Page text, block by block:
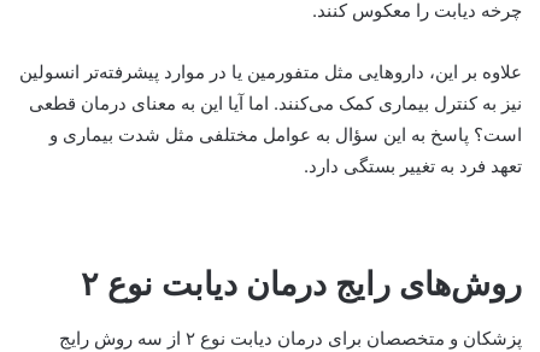
چرخه دیابت را معکوس کنند.
علاوه بر این، داروهایی مثل متفورمین یا در موارد پیشرفته‌تر انسولین
نیز به کنترل بیماری کمک می‌کنند. اما آیا این به معنای درمان قطعی
است؟ پاسخ به این سؤال به عوامل مختلفی مثل شدت بیماری و
تعهد فرد به تغییر بستگی دارد.
روش‌های رایج درمان دیابت نوع ۲
پزشکان و متخصصان برای درمان دیابت نوع ۲ از سه روش رایج